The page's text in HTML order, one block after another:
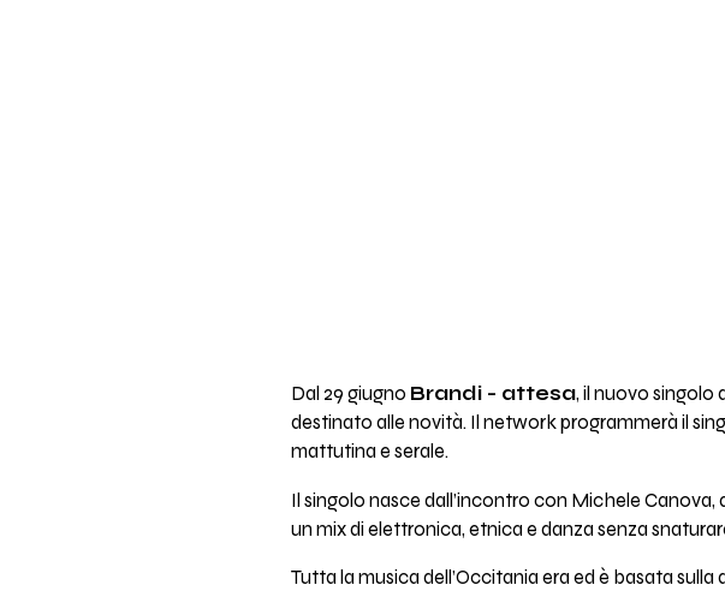
Dal 29 giugno Brandi - attesa, il nuovo singolo
destinato alle novità. Il network programmerà il
mattutina e serale.
Il singolo nasce dall’incontro con Michele
un mix di elettronica, etnica e danza senza
Tutta la musica dell’Occitania era ed è basata